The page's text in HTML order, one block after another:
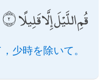
قُمِ اللَّيْلَ إِلَّا قَلِيلًا
少時を除いて。